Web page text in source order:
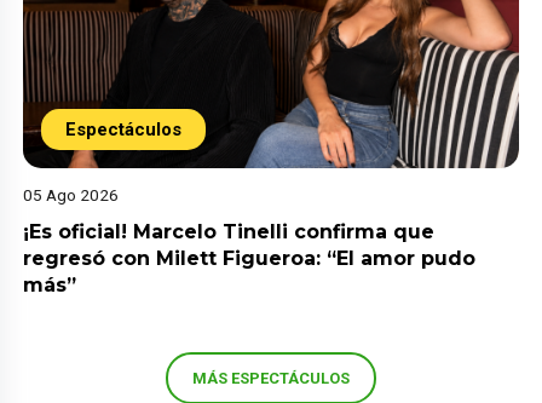
Espectáculos
05 Ago 2026
¡Es oficial! Marcelo Tinelli confirma que
regresó con Milett Figueroa: “El amor pudo
más”
MÁS ESPECTÁCULOS